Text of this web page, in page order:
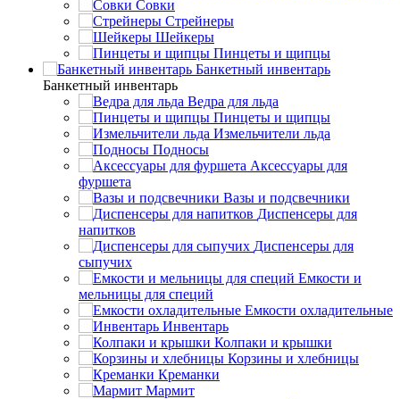
Совки
Стрейнеры
Шейкеры
Пинцеты и щипцы
Банкетный инвентарь
Банкетный инвентарь
Ведра для льда
Пинцеты и щипцы
Измельчители льда
Подносы
Аксессуары для
фуршета
Вазы и подсвечники
Диспенсеры для
напитков
Диспенсеры для
сыпучих
Емкости и
мельницы для специй
Емкости охладительные
Инвентарь
Колпаки и крышки
Корзины и хлебницы
Креманки
Мармит